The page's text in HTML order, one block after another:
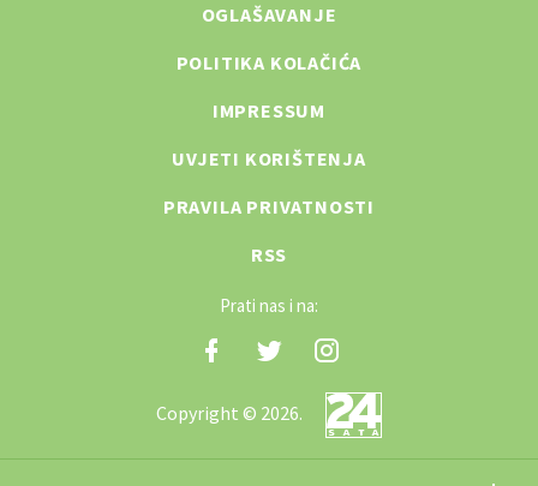
OGLAŠAVANJE
POLITIKA KOLAČIĆA
IMPRESSUM
UVJETI KORIŠTENJA
PRAVILA PRIVATNOSTI
RSS
Prati nas i na:
Copyright © 2026.